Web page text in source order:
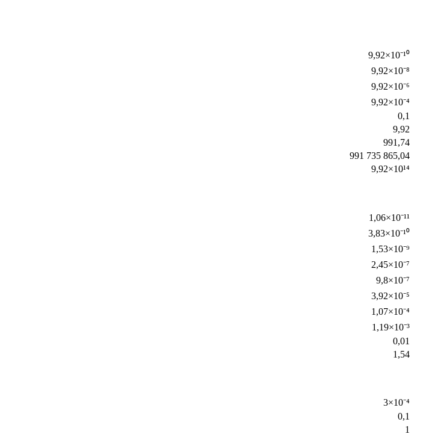
9,92×10⁻¹⁰
9,92×10⁻⁸
9,92×10⁻⁶
9,92×10⁻⁴
0,1
9,92
991,74
991 735 865,04
9,92×10¹⁴
1,06×10⁻¹¹
3,83×10⁻¹⁰
1,53×10⁻⁹
2,45×10⁻⁷
9,8×10⁻⁷
3,92×10⁻⁵
1,07×10⁻⁴
1,19×10⁻³
0,01
1,54
3×10⁻⁴
0,1
1